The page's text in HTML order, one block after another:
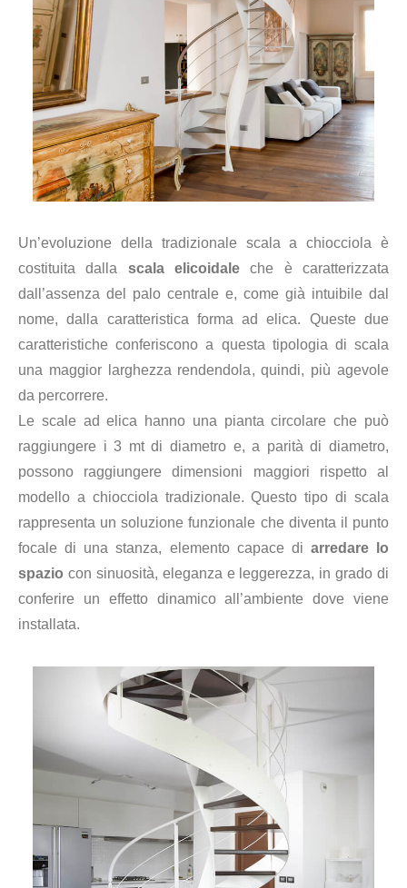
Un’evoluzione della tradizionale scala a chiocciola è
costituita dalla scala elicoidale che è caratterizzata
dall’assenza del palo centrale e, come già intuibile dal
nome, dalla caratteristica forma ad elica. Queste due
caratteristiche conferiscono a questa tipologia di scala
una maggior larghezza rendendola, quindi, più agevole
da percorrere.
Le scale ad elica hanno una pianta circolare che può
raggiungere i 3 mt di diametro e, a parità di diametro,
possono raggiungere dimensioni maggiori rispetto al
modello a chiocciola tradizionale. Questo tipo di scala
rappresenta un soluzione funzionale che diventa il punto
focale di una stanza, elemento capace di arredare lo
spazio con sinuosità, eleganza e leggerezza, in grado di
conferire un effetto dinamico all’ambiente dove viene
installata.